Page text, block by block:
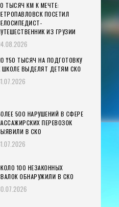
ТЫСЯЧ КМ К МЕЧТЕ:
ПОСЕТИЛ
ИЗ ГРУЗИИ
₸50 ТЫСЯЧ НА ПОДГОТОВКУ
ШКОЛЕ ВЫДЕЛЯТ ДЕТЯМ СКО
500 НАРУШЕНИЙ В СФЕРЕ
ПЕРЕВОЗОК
В СКО
100 НЕЗАКОННЫХ
ОБНАРУЖИЛИ В СКО